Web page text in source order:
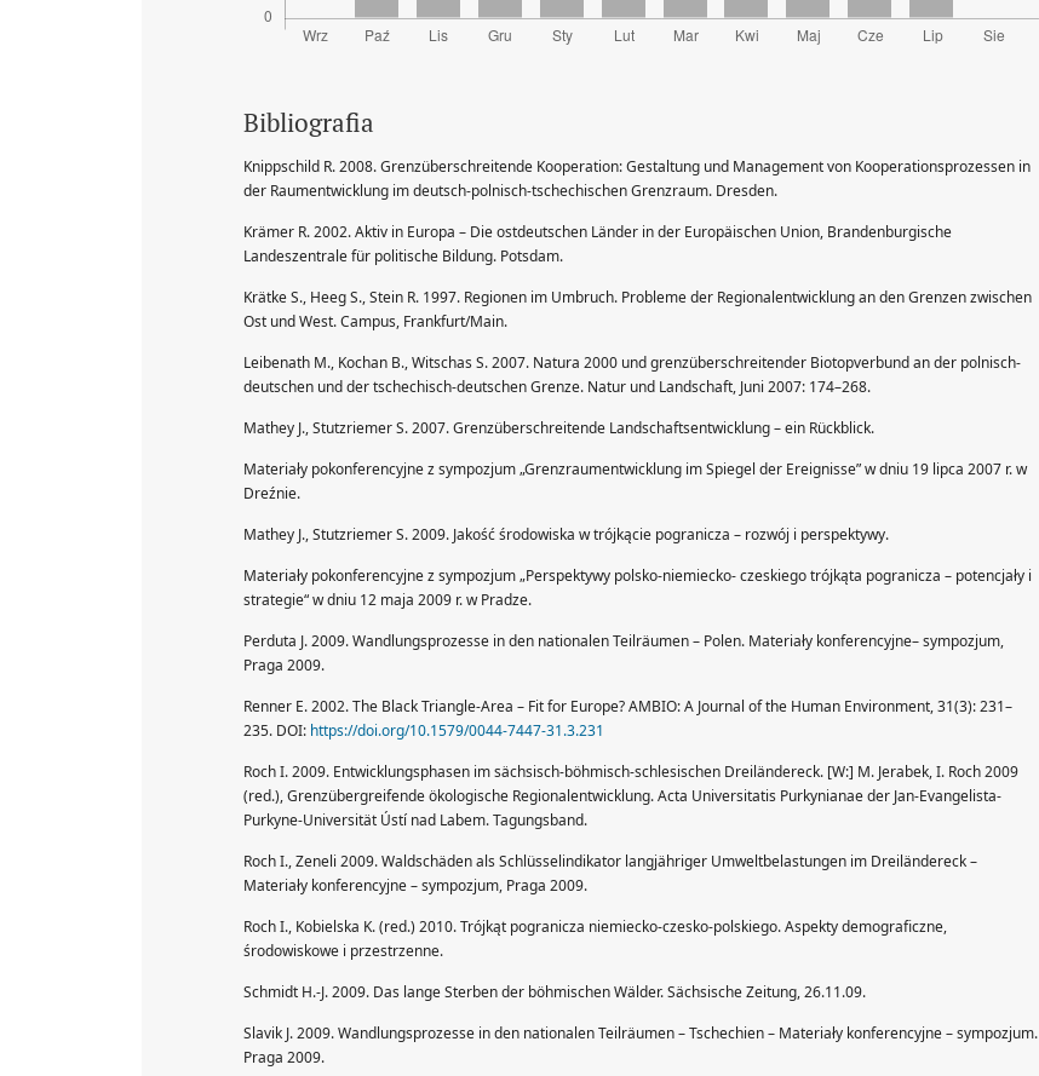
Bibliografia
Knippschild R. 2008. Grenzüberschreitende Kooperation: Gestaltung und Management von Kooperationsprozessen in
der Raumentwicklung im deutsch-polnisch-tschechischen Grenzraum. Dresden.
Krämer R. 2002. Aktiv in Europa – Die ostdeutschen Länder in der Europäischen Union, Brandenburgische
Landeszentrale für politische Bildung. Potsdam.
Krätke S., Heeg S., Stein R. 1997. Regionen im Umbruch. Probleme der Regionalentwicklung an den Grenzen zwischen
Ost und West. Campus, Frankfurt/Main.
Leibenath M., Kochan B., Witschas S. 2007. Natura 2000 und grenzüberschreitender Biotopverbund an der polnisch-
deutschen und der tschechisch-deutschen Grenze. Natur und Landschaft, Juni 2007: 174–268.
Mathey J., Stutzriemer S. 2007. Grenzüberschreitende Landschaftsentwicklung – ein Rückblick.
Materiały pokonferencyjne z sympozjum „Grenzraumentwicklung im Spiegel der Ereignisse” w dniu 19 lipca 2007 r. w
Dreźnie.
Mathey J., Stutzriemer S. 2009. Jakość środowiska w trójkącie pogranicza – rozwój i perspektywy.
Materiały pokonferencyjne z sympozjum „Perspektywy polsko-niemiecko- czeskiego trójkąta pogranicza – potencjały i
strategie“ w dniu 12 maja 2009 r. w Pradze.
Perduta J. 2009. Wandlungsprozesse in den nationalen Teilräumen – Polen. Materiały konferencyjne– sympozjum,
Praga 2009.
Renner E. 2002. The Black Triangle-Area – Fit for Europe? AMBIO: A Journal of the Human Environment, 31(3): 231–
235. DOI: https://doi.org/10.1579/0044-7447-31.3.231
Roch I. 2009. Entwicklungsphasen im sächsisch-böhmisch-schlesischen Dreiländereck. [W:] M. Jerabek, I. Roch 2009
(red.), Grenzübergreifende ökologische Regionalentwicklung. Acta Universitatis Purkynianae der Jan-Evangelista-
Purkyne-Universität Ústí nad Labem. Tagungsband.
Roch I., Zeneli 2009. Waldschäden als Schlüsselindikator langjähriger Umweltbelastungen im Dreiländereck –
Materiały konferencyjne – sympozjum, Praga 2009.
Roch I., Kobielska K. (red.) 2010. Trójkąt pogranicza niemiecko-czesko-polskiego. Aspekty demograficzne,
środowiskowe i przestrzenne.
Schmidt H.-J. 2009. Das lange Sterben der böhmischen Wälder. Sächsische Zeitung, 26.11.09.
Slavik J. 2009. Wandlungsprozesse in den nationalen Teilräumen – Tschechien – Materiały konferencyjne – sympozjum.
Praga 2009.